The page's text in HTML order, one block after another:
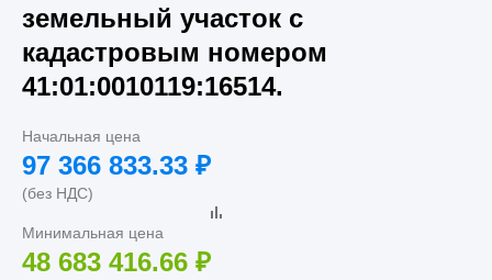
земельный участок с
кадастровым номером
41:01:0010119:16514.
Начальная цена
97 366 833.33 ₽
(без НДС)
Минимальная цена
48 683 416.66 ₽